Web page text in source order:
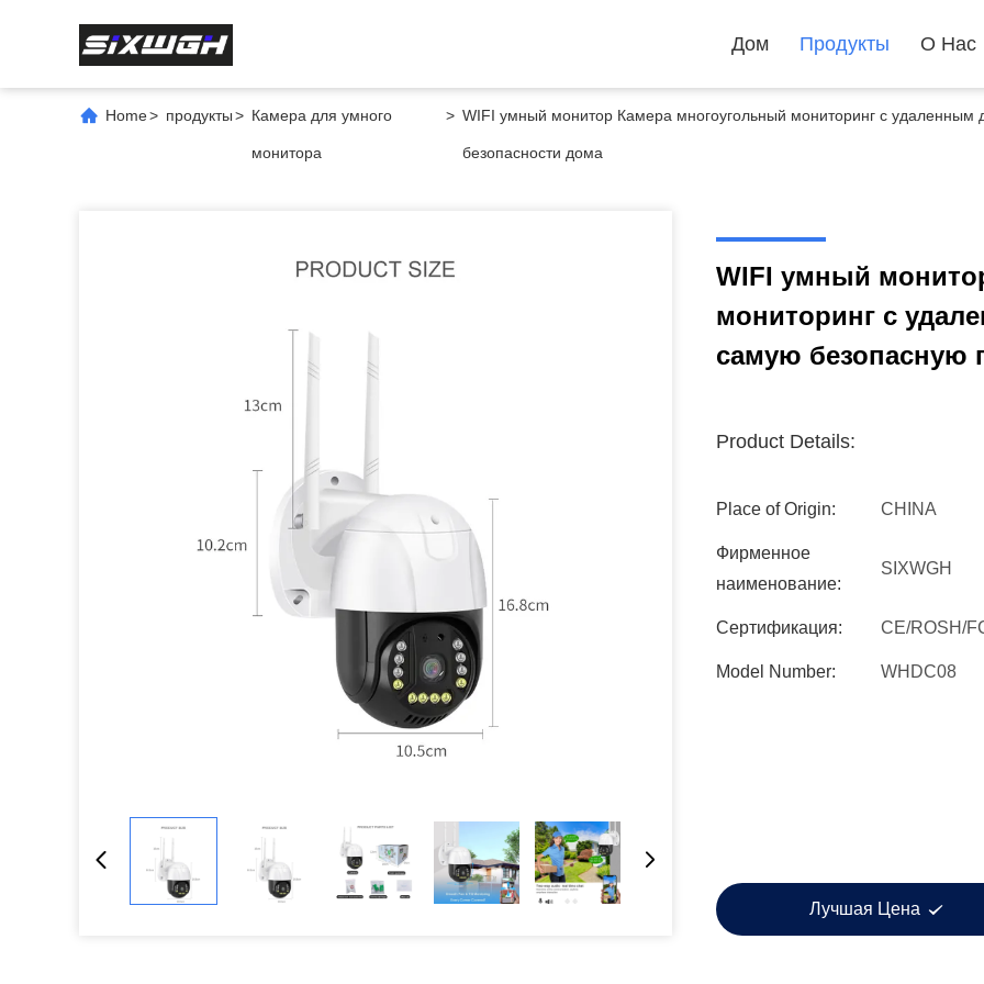
Дом Продукты О Нас
Home> продукты> Камера для умного
монитора
> WIFI умный монитор Камера многоугольный мониторинг с удаленным
безопасности дома
WIFI умный
мониторинг с
самую безопасную
Product Details:
Place of Origin: CHINA
Фирменное
наименование:
SIXWGH
Сертификация: CE/ROSH/
Model Number: WHDC08
Лучшая Цена